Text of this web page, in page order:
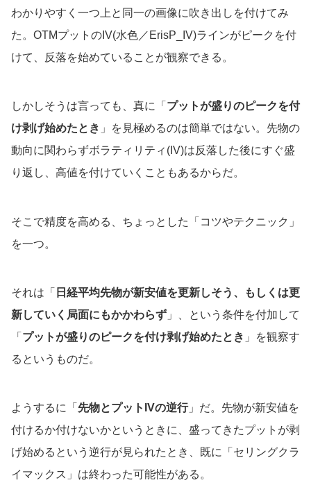
わかりやすく一つ上と同一の画像に吹き出しを付けてみ
た。OTMプットのIV(水色／ErisP_IV)ラインがピークを付
けて、反落を始めていることが観察できる。
しかしそうは言っても、真に「 プットが盛りのピークを付
け剥げ始めたとき 」を見極めるのは簡単ではない。先物の
動向に関わらずボラティリティ(IV)は反落した後にすぐ盛
り返し、高値を付けていくこともあるからだ。
そこで精度を高める、ちょっとした「コツやテクニック」
を一つ。
それは「 日経平均先物が新安値を更新しそう、もしくは更
新していく局面にもかかわらず 」、という条件を付加して
「 プットが盛りのピークを付け剥げ始めたとき 」を観察す
るというものだ。
ようするに「 先物とプットIVの逆行」だ。先物が新安値を
付けるか付けないかというときに、盛ってきたプットが剥
げ始めるという逆行が見られたとき、既に「セリングクラ
イマックス」は終わった可能性がある。